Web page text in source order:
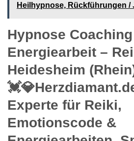
Heilhypnose, Rückführungen /
Hypnose
Energiearbeit –
Heidesheim
Experte für Reiki,
Emotionscode &